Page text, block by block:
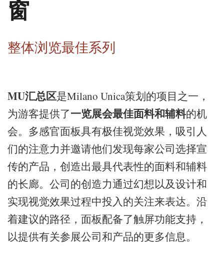
窗
整体浏览最佳系列
MU汇总区是Milano Unica策划的项目之一，
为游客提供了一览展会最佳面料和辅料的机
会。多感官面板具有极佳视觉效果，吸引人
们的注意力并邀请他们发现每家公司选择宣
传的产品，创造出最具代表性的面料和辅料
的长廊。公司的创造力通过幻想以及设计和
实现视觉效果过程中投入的关注来表达。沿
着建议的路径，面板配备了触屏功能支持，
以提供有关参展公司和产品的更多信息。